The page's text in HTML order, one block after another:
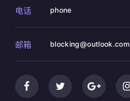
电话 phone
邮箱 blocking@outlook.com